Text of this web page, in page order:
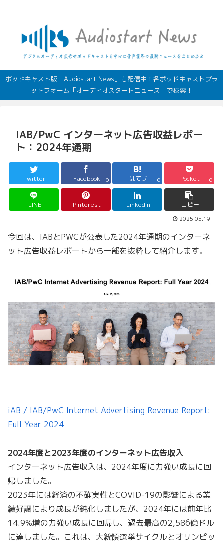
ポッドキャスト版「Audiostart News」も配信中！各ポッドキャストプラ
ットフォーム「オーディオスタートニュース」で検索！
IAB/PwC インターネット広告収益レポー
ト：2024年通期
Twitter Facebook 0 はてブ 0 Pocket 0
LINE Pinterest LinkedIn コピー
2025.05.19
今回は、IABとPWCが公表した2024年通期のインターネ
ット広告収益レポートから一部を抜粋して紹介します。
iAB / IAB/PwC Internet Advertising Revenue Report:
Full Year 2024
2024年度と2023年度のインターネット広告収入
インターネット広告収入は、2024年度に力強い成長に回
帰しました。
2023年には経済の不確実性とCOVID-19の影響による業
績好調により成長が鈍化しましたが、2024年には前年比
14.9%増の力強い成長に回帰し、過去最高の2,586億ドル
に達しました。これは、大統領選挙サイクルとオリンピッ